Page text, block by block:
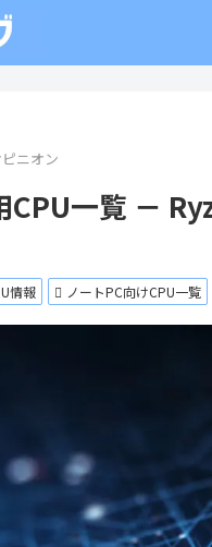
ニオン
CPU一覧 －
情報 ノートPC向けCPU一覧